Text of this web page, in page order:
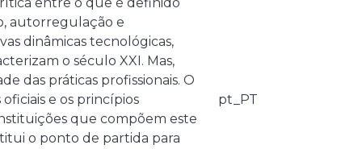
autorregulação e
dinâmicas tecnológicas,
o século XXI. Mas,
das práticas profissionais. O
e os princípios
que compõem este
o ponto de partida para
pt_PT